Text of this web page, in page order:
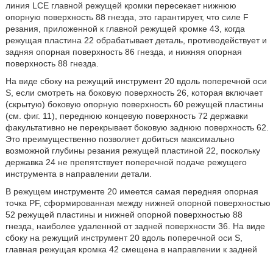
линия LCE главной режущей кромки пересекает нижнюю
опорную поверхность 88 гнезда, это гарантирует, что силе F
резания, приложенной к главной режущей кромке 43, когда
режущая пластина 22 обрабатывает деталь, противодействует и
задняя опорная поверхность 86 гнезда, и нижняя опорная
поверхность 88 гнезда.
На виде сбоку на режущий инструмент 20 вдоль поперечной оси
S, если смотреть на боковую поверхность 26, которая включает
(скрытую) боковую опорную поверхность 60 режущей пластины
(см. фиг. 11), переднюю концевую поверхность 72 державки
факультативно не перекрывает боковую заднюю поверхность 62.
Это преимущественно позволяет добиться максимально
возможной глубины резания режущей пластиной 22, поскольку
державка 24 не препятствует поперечной подаче режущего
инструмента в направлении детали.
В режущем инструменте 20 имеется самая передняя опорная
точка PF, сформированная между нижней опорной поверхностью
52 режущей пластины и нижней опорной поверхностью 88
гнезда, наиболее удаленной от задней поверхности 36. На виде
сбоку на режущий инструмент 20 вдоль поперечной оси S,
главная режущая кромка 42 смещена в направлении к задней